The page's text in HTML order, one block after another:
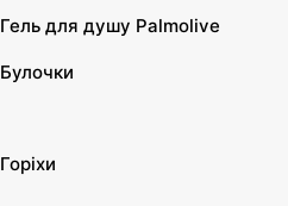
Гель для душу Palmolive
Булочки
Горіхи